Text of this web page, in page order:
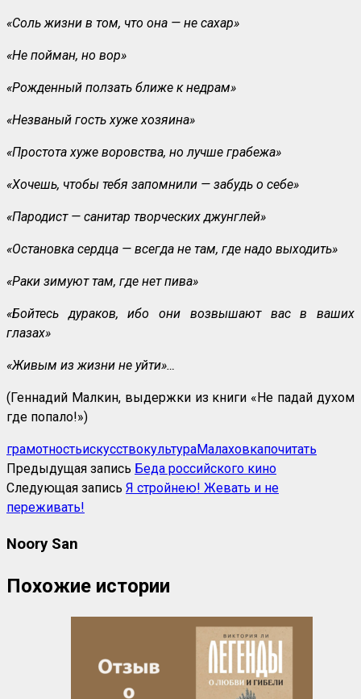
«Соль жизни в том, что она — не сахар»
«Не пойман, но вор»
«Рожденный ползать ближе к недрам»
«Незваный гость хуже хозяина»
«Простота хуже воровства, но лучше грабежа»
«Хочешь, чтобы тебя запомнили — забудь о себе»
«Пародист — санитар творческих джунглей»
«Остановка сердца — всегда не там, где надо выходить»
«Раки зимуют там, где нет пива»
«Бойтесь дураков, ибо они возвышают вас в ваших
глазах»
«Живым из жизни не уйти»…
(Геннадий Малкин, выдержки из книги «Не падай духом
где попало!»)
грамотностьискусствокультураМалаховкапочитать
Предыдущая запись Беда российского кино
Следующая запись Я стройнею! Жевать и не
переживать!
Noory San
Похожие истории